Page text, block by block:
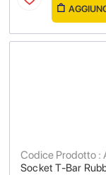
Socket T-Bar
Codice Prodotto :